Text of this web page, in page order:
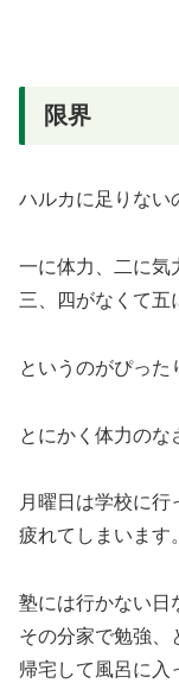
限界
ハルカに足りない
一に体力、二に気
三、四がなくて五
というのがぴった
とにかく体力のな
月曜日は学校に行
疲れてしまいます。
塾には行かない日
その分家で勉強、
帰宅して風呂に入